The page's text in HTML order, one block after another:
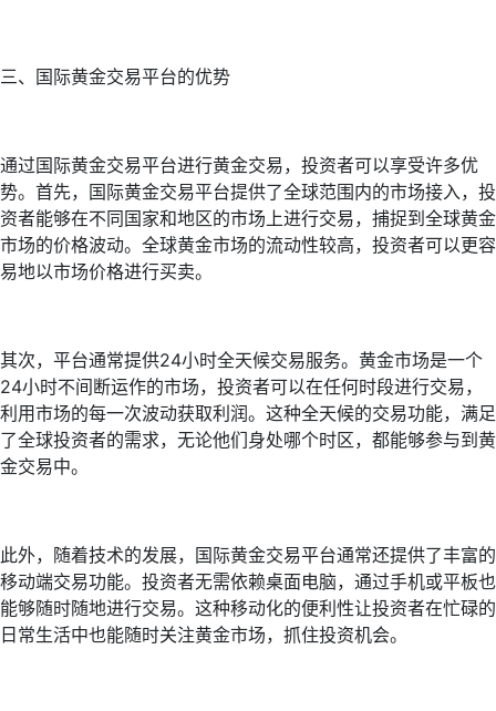
三、国际黄金交易平台的优势
通过国际黄金交易平台进行黄金交易，投资者可以享受许多优
势。首先，国际黄金交易平台提供了全球范围内的市场接入，投
资者能够在不同国家和地区的市场上进行交易，捕捉到全球黄金
市场的价格波动。全球黄金市场的流动性较高，投资者可以更容
易地以市场价格进行买卖。
其次，平台通常提供24小时全天候交易服务。黄金市场是一个
24小时不间断运作的市场，投资者可以在任何时段进行交易，
利用市场的每一次波动获取利润。这种全天候的交易功能，满足
了全球投资者的需求，无论他们身处哪个时区，都能够参与到黄
金交易中。
此外，随着技术的发展，国际黄金交易平台通常还提供了丰富的
移动端交易功能。投资者无需依赖桌面电脑，通过手机或平板也
能够随时随地进行交易。这种移动化的便利性让投资者在忙碌的
日常生活中也能随时关注黄金市场，抓住投资机会。